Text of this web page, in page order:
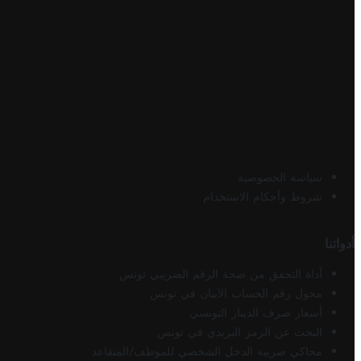
سياسة الخصوصية
شروط وأحكام الاستخدام
أدواتنا
أداة التحقق من صحة الرقم الضريبي تونس
محول رقم الحساب الآيبان في تونس
أسعار صرف الدينار التونسي
البحث عن الرمز البريدي في تونس
محاكي ضريبة الدخل الشخصي للموظف/المتقاعد